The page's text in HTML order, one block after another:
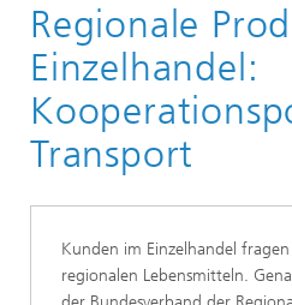
Newsletter
Newsletter-Archiv
Regionale
Einzelhandel:
Transport
Kunden im Einzelhandel
regionalen Lebensmitteln.